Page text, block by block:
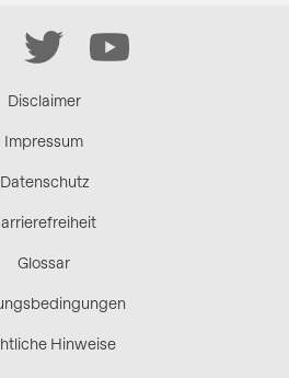
Twitter YouTube
Disclaimer
Impressum
Datenschutz
Glossar
Hinweise